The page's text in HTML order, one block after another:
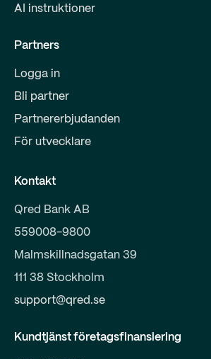
AI instruktioner
Partners
Logga in
Bli partner
Partnererbjudanden
För utvecklare
Kontakt
Qred Bank AB
559008-9800
Malmskillnadsgatan 39
111 38 Stockholm
support@qred.se
Kundtjänst företagsfinansiering